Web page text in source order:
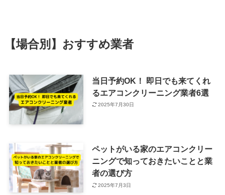
【場合別】おすすめ業者
当日予約OK！ 即日でも来てくれ
るエアコンクリーニング業者6選
2025年7月30日
ペットがいる家のエアコンクリー
ニングで知っておきたいことと業
者の選び方
2025年7月3日